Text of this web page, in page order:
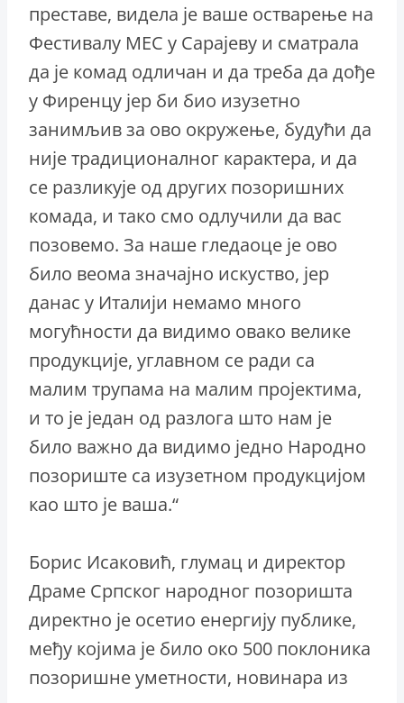
преставе, видела је ваше остварење на
Фестивалу МЕС у Сарајеву и сматрала
да је комад одличан и да треба да дође
у Фиренцу јер би био изузетно
занимљив за ово окружење, будући да
није традиционалног карактера, и да
се разликује од других позоришних
комада, и тако смо одлучили да вас
позовемо. За наше гледаоце је ово
било веома значајно искуство, јер
данас у Италији немамо много
могућности да видимо овако велике
продукције, углавном се ради са
малим трупама на малим пројектима,
и то је један од разлога што нам је
било важно да видимо једно Народно
позориште са изузетном продукцијом
као што је ваша.“
Борис Исаковић, глумац и директор
Драме Српског народног позоришта
директно је осетио енергију публике,
међу којима је било око 500 поклоника
позоришне уметности, новинара из